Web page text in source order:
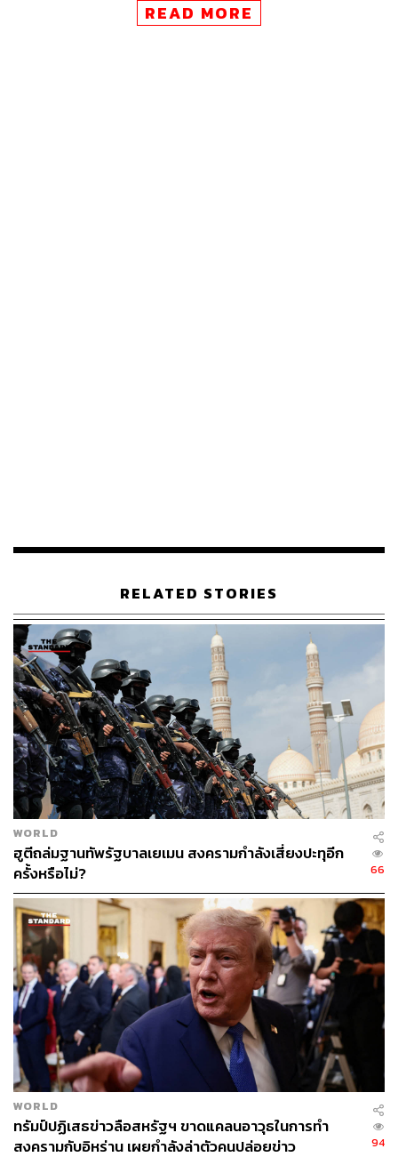
โดยอิสราเอล (นำมาสู่การตอบโต้ ด้วยการโจมตีโครงสร้าง
พื้นฐานพลังงานของกาตาร์ โดยอิหร่าน และทางการอิหร่าน
ระมัดระวังในการปรับนโยบายการเงิน และไม่ปิดโอกาสที่
สถานการณ์ในตะวันออกกลางรุนแรงและยืดเยื้อกว่าคาด
โดยภาพดังกล่าวได้ทำให้บรรดาผู้เล่นในตลาดปรับลดความ
คาดหวังต่อแนวโน้มการลดดอกเบี้ยของ Fed และให้โอกาส
เพียง 56% ที่ Fed จะสามารถลดดอกเบี้ยได้ 1 ครั้ง ในปีนี้
บรรดาผู้เล่นในฝั่งตลาดหุ้นสหรัฐฯ พลิกกลับมาปิดรับความ
เสี่ยง ท่ามกลางความกังวลว่าสถานการณ์การสู้รบใน
ตะวันออกกลางเสี่ยงทวีความรุนแรงและอาจยืดเยื้อกว่าคาด
ขณะเดียวกัน ผู้เล่นในตลาดต่างกังวลว่า Fed อาจปรับลด
ดอกเบี้ยได้น้อยกว่าที่เคยประเมินไว้ก่อนหน้า หลังผลการ
ประชุม FOMC ล่าสุดของ Fed สะท้อนแนวโน้มการดำเนิน
นโยบายการเงินที่ระมัดระวังตัวมากขึ้นและ Fed อาจลด
ดอกเบี้ยได้เพียง 1 ครั้ง ในปีนี้ ซึ่งภาพดังกล่าวได้กดดันบรรดา
หุ้นเทคฯ ใหญ่ อาทิ Amazon -2.5% และ Miscrosoft -1.9%
ทำให้โดยรวม ดัชนี S&P500 ปิดตลาด -1.36% ส่วนดัชนีหุ้น
เทคฯ Nasdaq ดิ่งลง -1.46%
พาวเวลล์ยืนกรานอยู่ต่อ ท่ามกลางคดีสอบสวน DOJ
นอกจากนี้ พาวเวลล์ยังสร้างความประหลาดใจให้ตลาด โดย
ยืนยันว่าเขาไม่มีความตั้งใจจะลาออกจากตำแหน่งกรรมการ
Fed จนกว่าการสอบสวนของ Department of Justice (DoJ)
เกี่ยวกับโครงการปรับปรุงอาคารจะสิ้นสุดลงอย่างสมบูรณ์
เขายังระบุว่า หากยังไม่มีผู้สืบทอดตำแหน่งก่อนที่วาระ
ประธานจะหมดลงในเดือนพฤษภาคม เขาจะทำหน้าที่รักษา
การประธานต่อไป โดยวาระกรรมการของเขาจะสิ้นสุดใน
เดือนมกราคม 2028
READ MORE
RELATED STORIES
WORLD
ฮูตีถล่มฐานทัพรัฐบาลเยเมน สงครามกำลังเสี่ยงปะทุอีก
ครั้งหรือไม่?
66
WORLD
ทรัมป์ปฏิเสธข่าวลือสหรัฐฯ ขาดแคลนอาวุธในการทำ
สงครามกับอิหร่าน เผยกำลังล่าตัวคนปล่อยข่าว
94